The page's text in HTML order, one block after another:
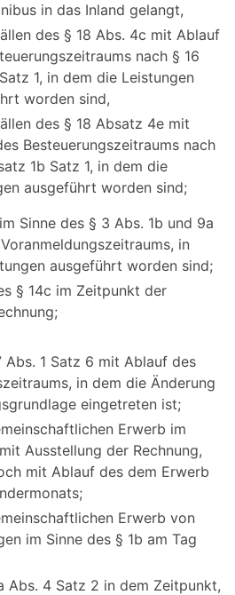
in das Inland gelangt,
des § 18 Abs. 4c mit Ablauf
nach § 16
1, in dem die Leistungen
worden sind,
des § 18 Absatz 4e mit
Besteuerungszeitraums nach
1b Satz 1, in dem die
ausgeführt worden sind;
Sinne des § 3 Abs. 1b und 9a
in
ausgeführt worden sind;
§ 14c im Zeitpunkt der
Abs. 1 Satz 6 mit Ablauf des
in dem die Änderung
eingetreten ist;
Erwerb im
Ausstellung der Rechnung,
mit Ablauf des dem Erwerb
Erwerb von
im Sinne des § 1b am Tag
Abs. 4 Satz 2 in dem Zeitpunkt,